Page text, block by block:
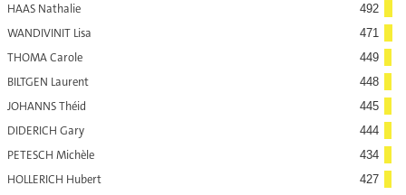
HAAS Nathalie 492
WANDIVINIT Lisa 471
THOMA Carole 449
BILTGEN Laurent 448
JOHANNS Théid 445
DIDERICH Gary 444
PETESCH Michèle 434
HOLLERICH Hubert 427